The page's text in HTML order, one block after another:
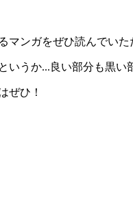
マンガをぜひ読んでいた
いうか...良い部分も黒
ぜひ！